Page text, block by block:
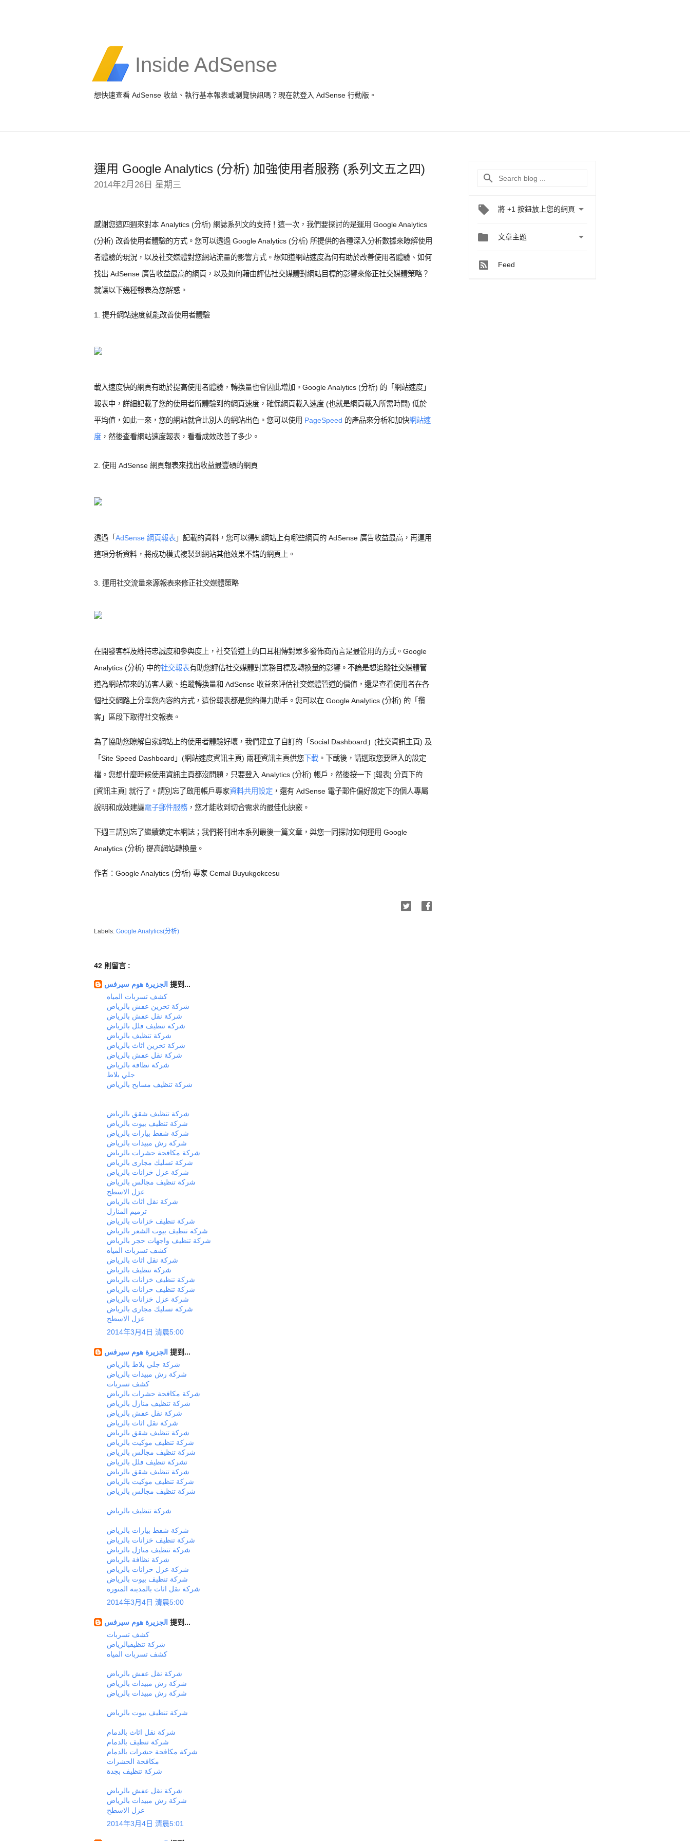
Inside AdSense
想快速查看 AdSense 收益、執行基本報表或瀏覽快訊嗎？現在就登入 AdSense 行動版。
運用 Google Analytics (分析) 加強使用者服務 (系列文五之四)
2014年2月26日 星期三
感謝您這四週來對本 Analytics (分析) 網誌系列文的支持！這一次，我們要探討的是運用 Google Analytics
(分析) 改善使用者體驗的方式。您可以透過 Google Analytics (分析) 所提供的各種深入分析數據來瞭解使用
者體驗的現況，以及社交媒體對您網站流量的影響方式。想知道網站速度為何有助於改善使用者體驗、如何
找出 AdSense 廣告收益最高的網頁，以及如何藉由評估社交媒體對網站目標的影響來修正社交媒體策略？
就讓以下幾種報表為您解惑。
1. 提升網站速度就能改善使用者體驗
載入速度快的網頁有助於提高使用者體驗，轉換量也會因此增加。Google Analytics (分析) 的「網站速度」
報表中，詳細記載了您的使用者所體驗到的網頁速度，確保網頁載入速度 (也就是網頁載入所需時間) 低於
平均值，如此一來，您的網站就會比別人的網站出色。您可以使用 PageSpeed 的產品來分析和加快網站速
度 ，然後查看網站速度報表，看看成效改善了多少。
2. 使用 AdSense 網頁報表來找出收益最豐碩的網頁
透過「AdSense 網頁報表 」記載的資料，您可以得知網站上有哪些網頁的 AdSense 廣告收益最高，再運用
這項分析資料，將成功模式複製到網站其他效果不錯的網頁上。
3. 運用社交流量來源報表來修正社交媒體策略
在開發客群及維持忠誠度和參與度上，社交管道上的口耳相傳對眾多發佈商而言是最管用的方式。Google
Analytics (分析) 中的社交報表有助您評估社交媒體對業務目標及轉換量的影響。不論是想追蹤社交媒體管
道為網站帶來的訪客人數、追蹤轉換量和 AdSense 收益來評估社交媒體管道的價值，還是查看使用者在各
個社交網路上分享您內容的方式，這份報表都是您的得力助手。您可以在 Google Analytics (分析) 的「攬
客」區段下取得社交報表。
為了協助您瞭解自家網站上的使用者體驗好壞，我們建立了自訂的「Social Dashboard」(社交資訊主頁) 及
「Site Speed Dashboard」(網站速度資訊主頁) 兩種資訊主頁供您 下載 。下載後，請選取您要匯入的設定
檔。您想什麼時候使用資訊主頁都沒問題，只要登入 Analytics (分析) 帳戶，然後按一下 [報表] 分頁下的
[資訊主頁] 就行了。請別忘了啟用帳戶專家資料共用設定 ，還有 AdSense 電子郵件偏好設定下的個人專屬
說明和成效建議電子郵件服務 ，您才能收到切合需求的最佳化訣竅。
下週三請別忘了繼續鎖定本網誌；我們將刊出本系列最後一篇文章，與您一同探討如何運用 Google
Analytics (分析) 提高網站轉換量。
作者：Google Analytics (分析) 專家 Cemal Buyukgokcesu
Labels: Google Analytics(分析)
42 則留言 :
提到...
كشف تسربات المياه
شركة تخزين عفش بالرياض
شركة نقل عفش بالرياض
شركة تنظيف فلل بالرياض
شركة تنظيف بالرياض
شركة تخزين اثاث بالرياض
شركة نقل عفش بالرياض
شركة نظافة بالرياض
جلي بلاط
شركة تنظيف مسابح بالرياض
شركة تنظيف شقق بالرياض
شركة تنظيف بيوت بالرياض
شركة شفط بيارات بالرياض
شركة رش مبيدات بالرياض
شركة مكافحة حشرات بالرياض
شركة تسليك مجارى بالرياض
شركة عزل خزانات بالرياض
شركة تنظيف مجالس بالرياض
عزل الاسطح
شركة نقل اثاث بالرياض
ترميم المنازل
شركة تنظيف خزانات بالرياض
شركة تنظيف بيوت الشعر بالرياض
شركة تنظيف واجهات حجر بالرياض
كشف تسربات المياه
شركة نقل اثاث بالرياض
شركة تنظيف بالرياض
شركة تنظيف خزانات بالرياض
شركة تنظيف خزانات بالرياض
شركة عزل خزانات بالرياض
شركة تسليك مجارى بالرياض
عزل الاسطح
2014年3月4日 清晨5:00
提到...
شركة جلي بلاط بالرياض
شركة رش مبيدات بالرياض
كشف تسربات
شركة مكافحة حشرات بالرياض
شركة تنظيف منازل بالرياض
شركة نقل عفش بالرياض
شركة نقل اثاث بالرياض
شركة تنظيف شقق بالرياض
شركة تنظيف موكيت بالرياض
شركة تنظيف مجالس بالرياض
تشركة تنظيف فلل بالرياض
شركة تنظيف شقق بالرياض
شركة تنظيف موكيت بالرياض
شركة تنظيف مجالس بالرياض
شركة تنظيف بالرياض
شركة شفط بيارات بالرياض
شركة تنظيف خزانات بالرياض
شركة تنظيف منازل بالرياض
شركة نظافة بالرياض
شركة عزل خزانات بالرياض
شركة تنظيف بيوت بالرياض
شركة نقل اثاث بالمدينة المنورة
2014年3月4日 清晨5:00
提到...
كشف تسربات
شركة تنظيفبالرياض
‫كشف تسربات المياه
شركة نقل عفش بالرياض
شركة رش مبيدات بالرياض
شركة رش مبيدات بالرياض
شركة تنظيف بيوت بالرياض
شركة نقل اثاث بالدمام
شركة تنظيف بالدمام
شركة مكافحة حشرات بالدمام
مكافحة الحشرات
شركة تنظيف بجدة
شركة نقل عفش بالرياض
شركة رش مبيدات بالرياض
عزل الاسطح
2014年3月4日 清晨5:01
將 +1 按鈕放上您的網頁 
 文章主題 
Feed